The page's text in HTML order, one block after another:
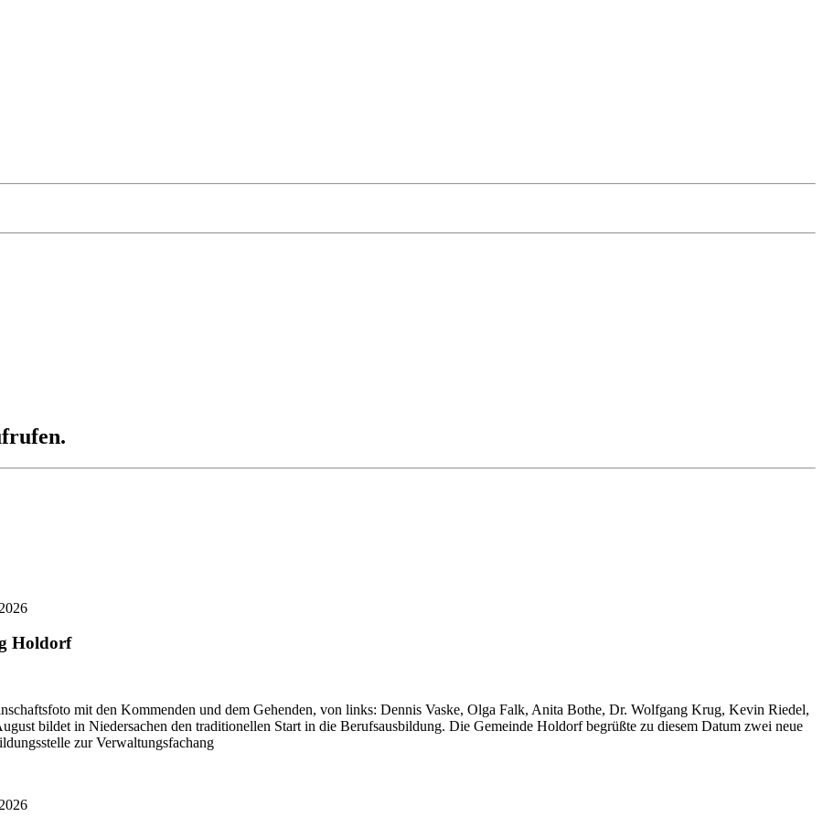
Holdorf
mit den Kommenden und dem Gehenden, von links: Dennis Vaske, Olga Falk, Anita Bothe, Dr. Wolfgang Krug, Kevin Riedel,
bildet in Niedersachen den traditionellen Start in die Berufsausbildung. Die Gemeinde Holdorf begrüßte zu diesem Datum zwei neue
zur Verwaltungsfachang